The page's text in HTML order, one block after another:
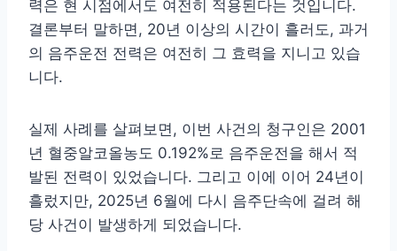
력은 현 시점에서도 여전히 적용된다는 것입니다.
결론부터 말하면, 20년 이상의 시간이 흘러도, 과거
의 음주운전 전력은 여전히 그 효력을 지니고 있습
니다.
실제 사례를 살펴보면, 이번 사건의 청구인은 2001
년 혈중알코올농도 0.192%로 음주운전을 해서 적
발된 전력이 있었습니다. 그리고 이에 이어 24년이
흘렀지만, 2025년 6월에 다시 음주단속에 걸려 해
당 사건이 발생하게 되었습니다.